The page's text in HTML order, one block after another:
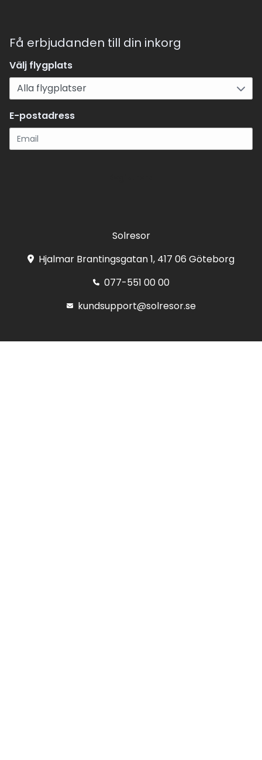
Få erbjudanden till din inkorg
Välj flygplats
E-postadress
Solresor
Hjalmar Brantingsgatan 1, 417 06 Göteborg
077-551 00 00
kundsupport@solresor.se